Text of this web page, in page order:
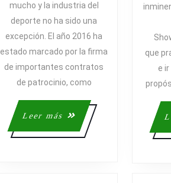
DE
UN
AÑO
EN
EL
DEPORTE
A
TRAVÉS
DE
mucho y la industria del
deporte no ha sido una
excepción. El año 2016 ha
estado marcado por la firma
de importantes contratos
de patrocinio, como
Leer más
Leer
más
que
e